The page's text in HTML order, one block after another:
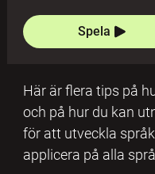
Spela
Här är flera tips på
och på hur du kan
för att utveckla
applicera på alla